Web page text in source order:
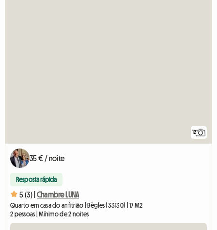
12
35 € / noite
Resposta rápida
5 (3) | Chambre LUNA
Quarto em casa do anfitrião | Bègles (33130) | 17 M2
2 pessoas | Mínimo de 2 noites